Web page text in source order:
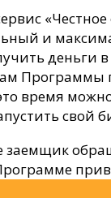
и
деньги
Программы
время
свой